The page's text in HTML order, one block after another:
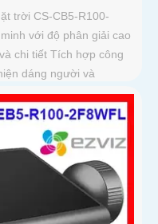
trời CS-CB5-R100-
với độ phân giải cao
chi tiết Tích hợp công
dáng người và
xâm nhập Thiết kế bền
trong mọi điều kiện thời
2F8WFL có khả năng còi
Dây, chức năng AI deep